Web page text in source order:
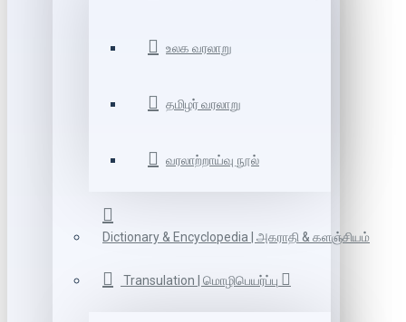
உலக வரலாறு
தமிழர் வரலாறு
வரலாற்றாய்வு நூல்
Dictionary & Encyclopedia | அகராதி & களஞ்சியம்
Transulation | மொழிபெயர்ப்பு